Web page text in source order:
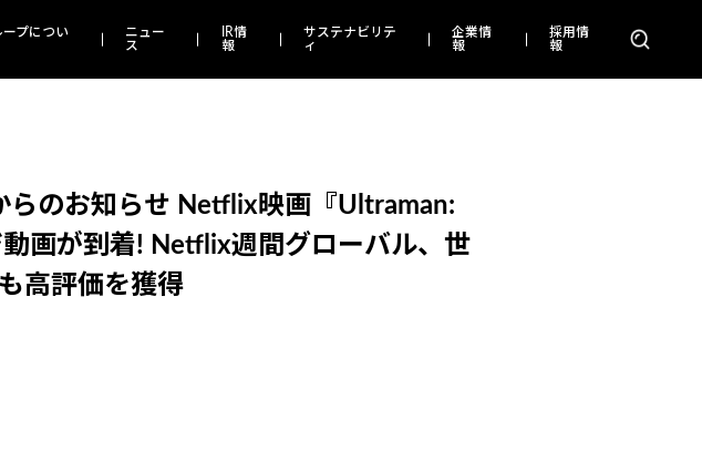
ープについ
ニュー
ス
IR情
報
サステナビリテ
ィ
企業情
報
採用情
報
らのお知らせ Netflix映画『Ultraman:
画が到着! Netflix週間グローバル、世
高評価を獲得